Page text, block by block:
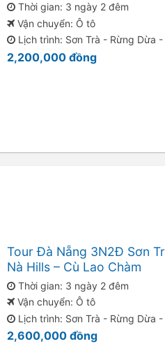
Thời gian: 3 ngày 2 đêm
Vận chuyển: Ô tô
Lịch trình: Sơn Trà - Rừng Dừa
2,200,000 đồng
Tour Đà Nẵng 3N2Đ Sơn
Nà Hills – Cù Lao Chàm
Thời gian: 3 ngày 2 đêm
Vận chuyển: Ô tô
Lịch trình: Sơn Trà - Rừng Dừa
2,600,000 đồng